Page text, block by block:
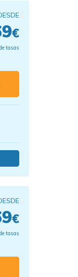
€
tasas
€
tasas